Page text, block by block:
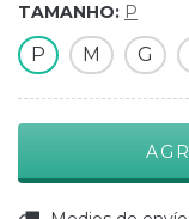
TAMANHO: P
P M G